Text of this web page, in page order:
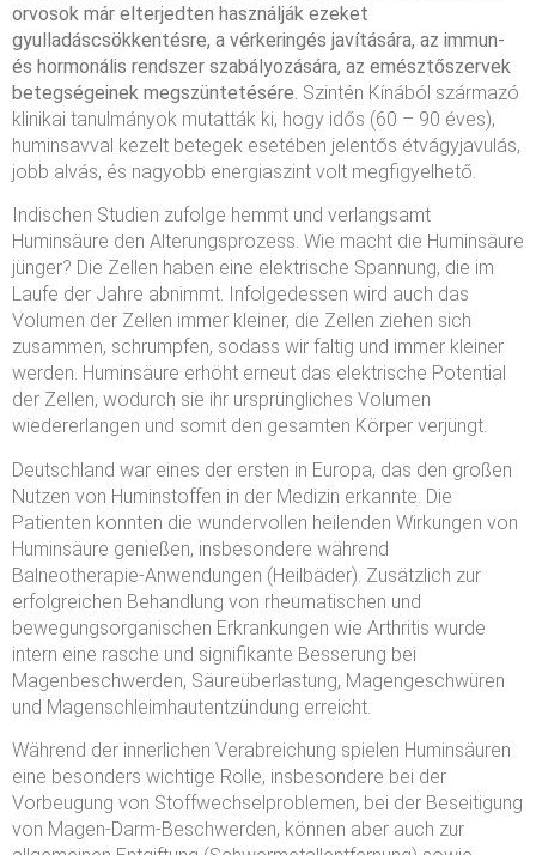
orvosok már elterjedten használják ezeket
gyulladáscsökkentésre, a vérkeringés javítására, az immun-
és hormonális rendszer szabályozására, az emésztőszervek
betegségeinek megszüntetésére. Szintén Kínából származó
klinikai tanulmányok mutatták ki, hogy idős (60 – 90 éves),
huminsavval kezelt betegek esetében jelentős étvágyjavulás,
jobb alvás, és nagyobb energiaszint volt megfigyelhető.
Indischen Studien zufolge hemmt und verlangsamt
Huminsäure den Alterungsprozess. Wie macht die Huminsäure
jünger? Die Zellen haben eine elektrische Spannung, die im
Laufe der Jahre abnimmt. Infolgedessen wird auch das
Volumen der Zellen immer kleiner, die Zellen ziehen sich
zusammen, schrumpfen, sodass wir faltig und immer kleiner
werden. Huminsäure erhöht erneut das elektrische Potential
der Zellen, wodurch sie ihr ursprüngliches Volumen
wiedererlangen und somit den gesamten Körper verjüngt.
Deutschland war eines der ersten in Europa, das den großen
Nutzen von Huminstoffen in der Medizin erkannte. Die
Patienten konnten die wundervollen heilenden Wirkungen von
Huminsäure genießen, insbesondere während
Balneotherapie-Anwendungen (Heilbäder). Zusätzlich zur
erfolgreichen Behandlung von rheumatischen und
bewegungsorganischen Erkrankungen wie Arthritis wurde
intern eine rasche und signifikante Besserung bei
Magenbeschwerden, Säureüberlastung, Magengeschwüren
und Magenschleimhautentzündung erreicht.
Während der innerlichen Verabreichung spielen Huminsäuren
eine besonders wichtige Rolle, insbesondere bei der
Vorbeugung von Stoffwechselproblemen, bei der Beseitigung
von Magen-Darm-Beschwerden, können aber auch zur